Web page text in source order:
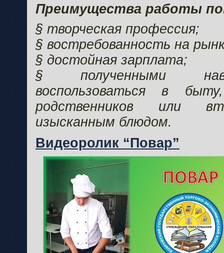
Преимущества работы
§ творческая профессия;
§ востребованность на
§ достойная зарплата;
§ полученными
воспользоваться в
родственников или
изысканным блюдом.
Видеоролик “Повар”